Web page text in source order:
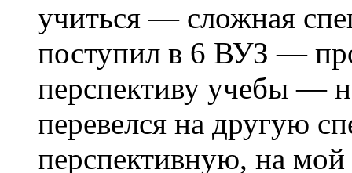
учиться — сложная
поступил в 6 ВУЗ —
перспективу учебы —
перевелся на другую
перспективную, на